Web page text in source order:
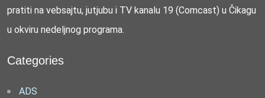
pratiti na vebsajtu, jutjubu i TV kanalu 19 (Comcast) u Čikagu
u okviru nedeljnog programa.
Categories
ADS